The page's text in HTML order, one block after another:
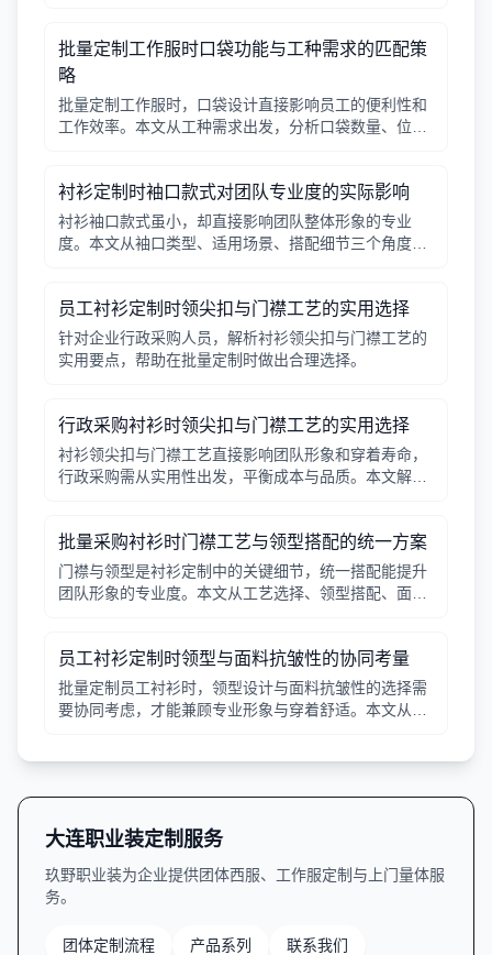
批量定制工作服时口袋功能与工种需求的匹配策
略
批量定制工作服时，口袋设计直接影响员工的便利性和
工作效率。本文从工种需求出发，分析口袋数量、位
衬衫定制时袖口款式对团队专业度的实际影响
衬衫袖口款式虽小，却直接影响团队整体形象的专业
度。本文从袖口类型、适用场景、搭配细节三个角度，
员工衬衫定制时领尖扣与门襟工艺的实用选择
针对企业行政采购人员，解析衬衫领尖扣与门襟工艺的
实用要点，帮助在批量定制时做出合理选择。
行政采购衬衫时领尖扣与门襟工艺的实用选择
衬衫领尖扣与门襟工艺直接影响团队形象和穿着寿命，
行政采购需从实用性出发，平衡成本与品质。本文解析
批量采购衬衫时门襟工艺与领型搭配的统一方案
门襟与领型是衬衫定制中的关键细节，统一搭配能提升
团队形象的专业度。本文从工艺选择、领型搭配、面料
员工衬衫定制时领型与面料抗皱性的协同考量
批量定制员工衬衫时，领型设计与面料抗皱性的选择需
要协同考虑，才能兼顾专业形象与穿着舒适。本文从领
大连职业装定制服务
玖野职业装为企业提供团体西服、工作服定制与上门量体服
务。
团体定制流程 产品系列 联系我们